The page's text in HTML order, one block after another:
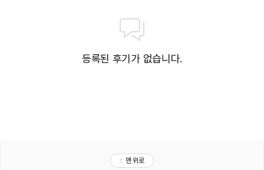
등록된 후기가 없습니다.